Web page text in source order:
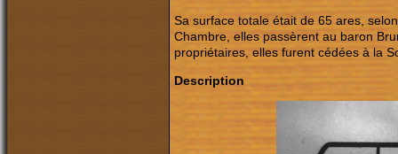
Sa surface totale était de 65 ares,
Chambre, elles passèrent au baron
propriétaires, elles furent cédées à la
Description